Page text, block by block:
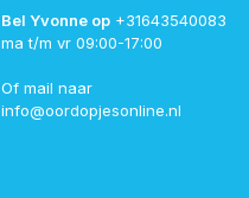
Bel Yvonne op +31643540083
ma t/m vr 09:00-17:00
Of mail naar
info@oordopjesonline.nl